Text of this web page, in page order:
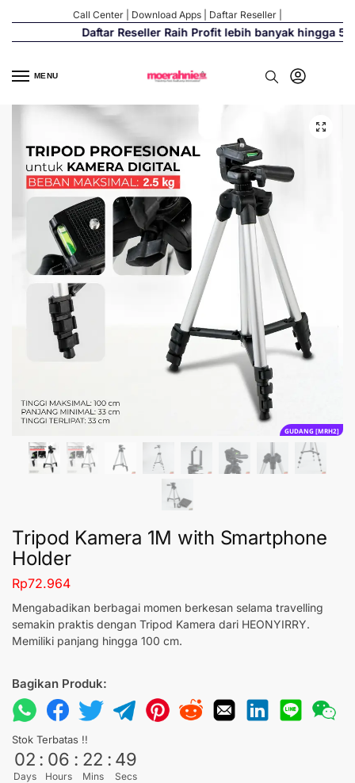
Call Center Download Apps Daftar Reseller
Daftar Reseller Raih Profit lebih banyak hingga 500%
MENU
GUDANG [MRH2]
Tripod Kamera 1M with Smartphone
Holder
Rp72.964
Mengabadikan berbagai momen berkesan selama travelling
semakin praktis dengan Tripod Kamera dari HEONYIRRY.
Memiliki panjang hingga 100 cm.
Bagikan Produk:
Stok Terbatas !!
02
Days
: 06
Hours
: 22
Mins
: 49
Secs